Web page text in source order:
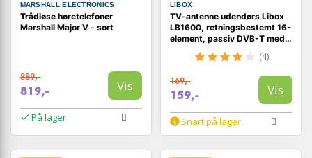
MARSHALL ELECTRONICS
Trådløse høretelefoner
Marshall Major V - sort
889,-
819,- Vis
På lager
LIBOX
TV-antenne udendørs Libox
LB1600, retningsbestemt 16-
element, passiv DVB-T med
LTE-filter, 18 dB
(4)
169,-
159,- Vis
Snart på lager